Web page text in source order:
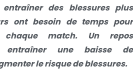
des blessures plus
ont besoin de temps pour
chaque match. Un repos
entraîner une baisse de
le risque de blessures.